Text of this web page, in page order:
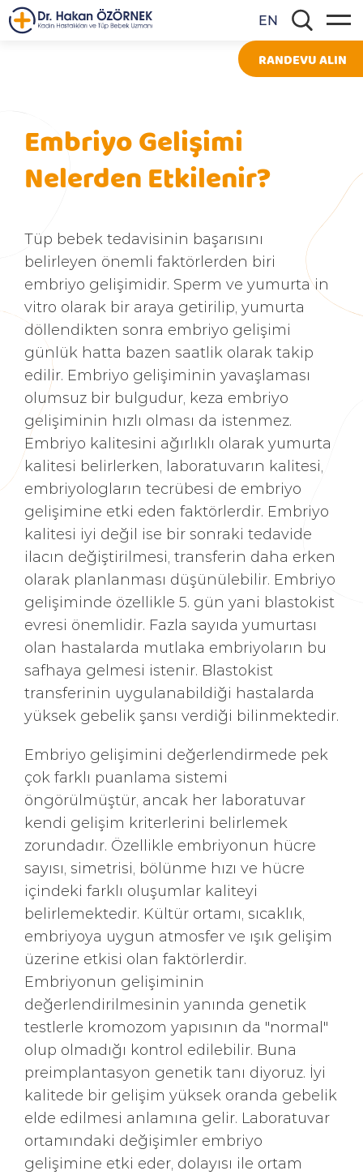
EN
RANDEVU ALIN
Embriyo Gelişimi
Nelerden Etkilenir?
Tüp bebek tedavisinin başarısını
belirleyen önemli faktörlerden biri
embriyo gelişimidir. Sperm ve yumurta in
vitro olarak bir araya getirilip, yumurta
döllendikten sonra embriyo gelişimi
günlük hatta bazen saatlik olarak takip
edilir. Embriyo gelişiminin yavaşlaması
olumsuz bir bulgudur, keza embriyo
gelişiminin hızlı olması da istenmez.
Embriyo kalitesini ağırlıklı olarak yumurta
kalitesi belirlerken, laboratuvarın kalitesi,
embriyologların tecrübesi de embriyo
gelişimine etki eden faktörlerdir. Embriyo
kalitesi iyi değil ise bir sonraki tedavide
ilacın değiştirilmesi, transferin daha erken
olarak planlanması düşünülebilir. Embriyo
gelişiminde özellikle 5. gün yani blastokist
evresi önemlidir. Fazla sayıda yumurtası
olan hastalarda mutlaka embriyoların bu
safhaya gelmesi istenir. Blastokist
transferinin uygulanabildiği hastalarda
yüksek gebelik şansı verdiği bilinmektedir.
Embriyo gelişimini değerlendirmede pek
çok farklı puanlama sistemi
öngörülmüştür, ancak her laboratuvar
kendi gelişim kriterlerini belirlemek
zorundadır. Özellikle embriyonun hücre
sayısı, simetrisi, bölünme hızı ve hücre
içindeki farklı oluşumlar kaliteyi
belirlemektedir. Kültür ortamı, sıcaklık,
embriyoya uygun atmosfer ve ışık gelişim
üzerine etkisi olan faktörlerdir.
Embriyonun gelişiminin
değerlendirilmesinin yanında genetik
testlerle kromozom yapısının da "normal"
olup olmadığı kontrol edilebilir. Buna
preimplantasyon genetik tanı diyoruz. İyi
kalitede bir gelişim yüksek oranda gebelik
elde edilmesi anlamına gelir. Laboratuvar
ortamındaki değişimler embriyo
gelişimine etki eder, dolayısı ile ortam